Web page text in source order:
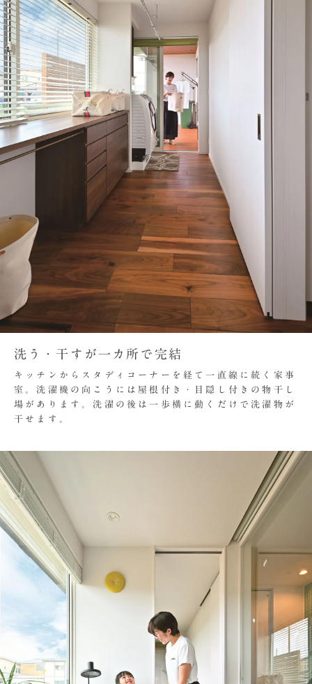
洗う・干すが一カ所で完結
キッチンからスタディコーナーを経て一直線に続く家事
室。洗濯機の向こうには屋根付き・目隠し付きの物干し
場があります。洗濯の後は一歩横に動くだけで洗濯物が
干せます。